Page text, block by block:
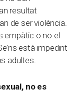
resultat
de ser violència.
empàtic o no el
està impedint
adultes.
no es